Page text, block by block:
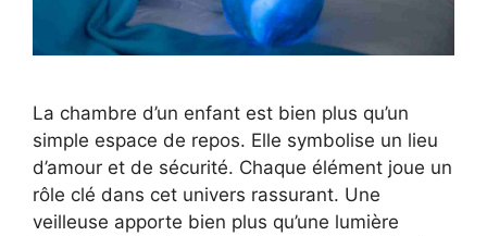
La chambre d’un enfant est bien plus qu’un
simple espace de repos. Elle symbolise un lieu
d’amour et de sécurité. Chaque élément joue un
rôle clé dans cet univers rassurant. Une
veilleuse apporte bien plus qu’une lumière